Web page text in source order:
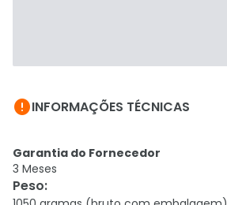
INFORMAÇÕES TÉCNICAS
Garantia do Fornecedor
3 Meses
Peso: